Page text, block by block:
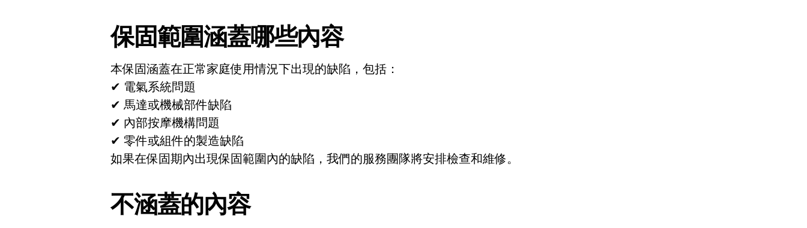
保固範圍涵蓋哪些內容
本保固涵蓋在正常家庭使用情況下出現的缺陷，包括：
✔ 電氣系統問題
✔ 馬達或機械部件缺陷
✔ 內部按摩機構問題
✔ 零件或組件的製造缺陷
如果在保固期內出現保固範圍內的缺陷，我們的服務團隊將安排檢查和維修。
不涵蓋的內容